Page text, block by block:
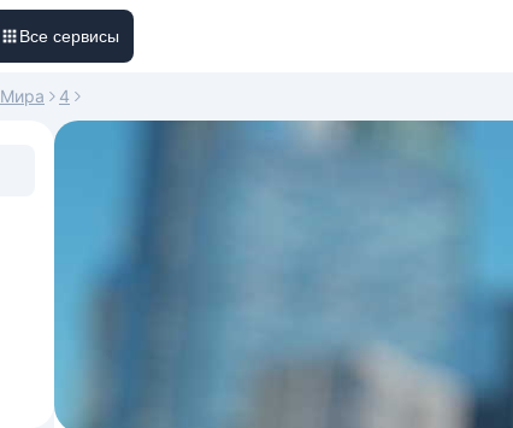
Все сервисы
Мира 4